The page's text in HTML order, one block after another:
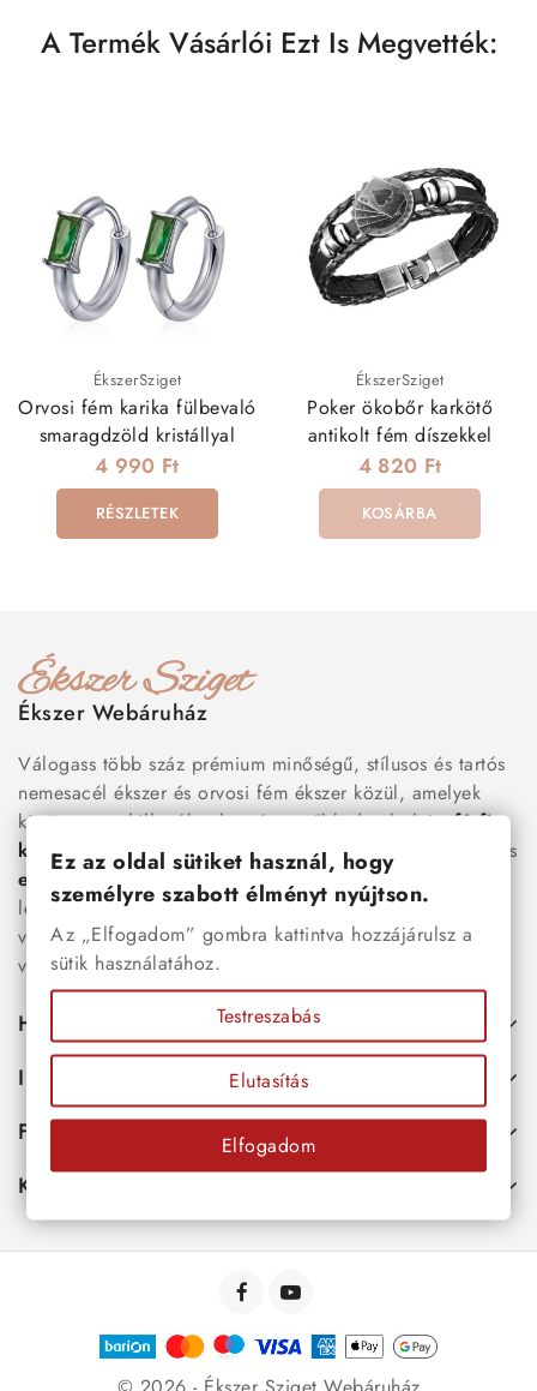
A Termék Vásárlói Ezt Is Megvették:
ÉkszerSziget
Orvosi fém karika fülbevaló
smaragdzöld kristállyal
4 990 Ft
RÉSZLETEK
ÉkszerSziget
Poker ökobőr karkötő
antikolt fém díszekkel
4 820 Ft
KOSÁRBA
Ékszer Webáruház
Válogass több száz prémium minőségű, stílusos és tartós
nemesacél ékszer és orvosi fém ékszer közül, amelyek
között megtalálhatók a legnépszerűbb darabok is:férfi
karkötők
, női nyakláncok , karikagyűrűk
és
esküvői kiegészítőkegyaránt. Webáruházunkban a
legújabb trendeket követő, mégis időtálló ékszerek közül
választhatsz – legyen szó ajándékról, mindennapi
viseletről vagy különleges alkalmakról.
Hasznos
Információk
Fiókod
Kapcsolat
Ez az oldal sütiket használ, hogy
személyre szabott élményt nyújtson.
Az „Elfogadom” gombra kattintva hozzájárulsz a
sütik használatához.
Testreszabás
Elutasítás
Elfogadom